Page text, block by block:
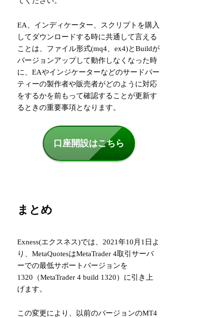
EA、インディケーター、スクリプトを購入
してダウンロードする時に共通して言える
ことは、ファイル形式(mq4、ex4)とBuildが
バージョンアップして動作しなくなった時
に、EAやインジケーターなどのサードパー
ティーの製作者や販売者がどのように対応
をするかを前もって確認することが更新す
るときの重要事項となります。
口座開設はこちら
まとめ
Exness(エクスネス)では、2021年10月1日よ
り、MetaQuotesはMetaTrader 4取引サーバ
ーでの最低サポートバージョンを
1320（MetaTrader 4 build 1320）に引き上
げます。
この変更により、以前のバージョンのMT4